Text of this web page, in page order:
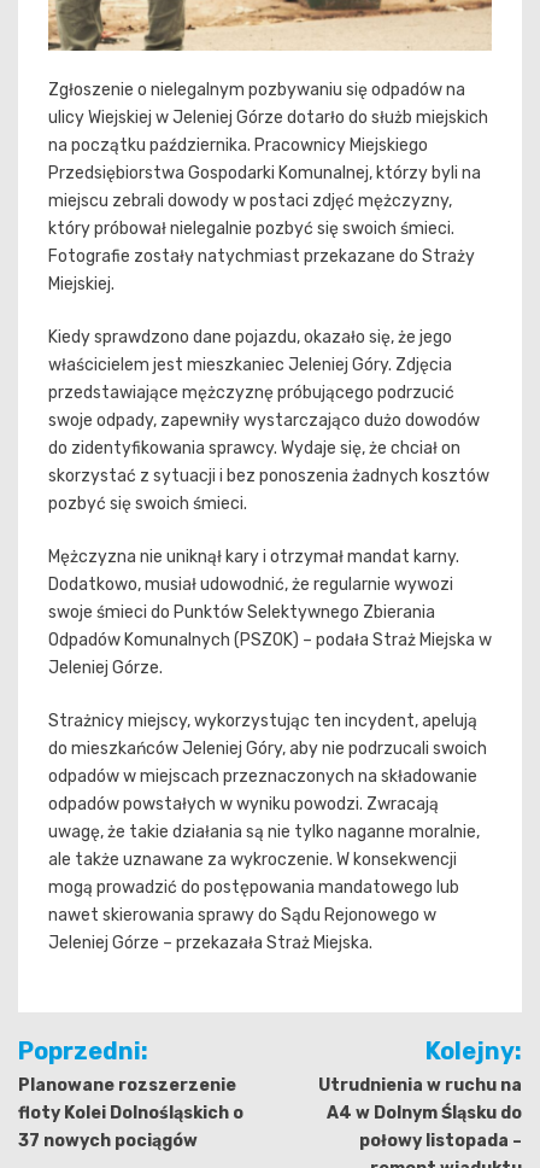
Zgłoszenie o nielegalnym pozbywaniu się odpadów na
ulicy Wiejskiej w Jeleniej Górze dotarło do służb miejskich
na początku października. Pracownicy Miejskiego
Przedsiębiorstwa Gospodarki Komunalnej, którzy byli na
miejscu zebrali dowody w postaci zdjęć mężczyzny,
który próbował nielegalnie pozbyć się swoich śmieci.
Fotografie zostały natychmiast przekazane do Straży
Miejskiej.
Kiedy sprawdzono dane pojazdu, okazało się, że jego
właścicielem jest mieszkaniec Jeleniej Góry. Zdjęcia
przedstawiające mężczyznę próbującego podrzucić
swoje odpady, zapewniły wystarczająco dużo dowodów
do zidentyfikowania sprawcy. Wydaje się, że chciał on
skorzystać z sytuacji i bez ponoszenia żadnych kosztów
pozbyć się swoich śmieci.
Mężczyzna nie uniknął kary i otrzymał mandat karny.
Dodatkowo, musiał udowodnić, że regularnie wywozi
swoje śmieci do Punktów Selektywnego Zbierania
Odpadów Komunalnych (PSZOK) – podała Straż Miejska w
Jeleniej Górze.
Strażnicy miejscy, wykorzystując ten incydent, apelują
do mieszkańców Jeleniej Góry, aby nie podrzucali swoich
odpadów w miejscach przeznaczonych na składowanie
odpadów powstałych w wyniku powodzi. Zwracają
uwagę, że takie działania są nie tylko naganne moralnie,
ale także uznawane za wykroczenie. W konsekwencji
mogą prowadzić do postępowania mandatowego lub
nawet skierowania sprawy do Sądu Rejonowego w
Jeleniej Górze – przekazała Straż Miejska.
Nawigacja
wpisu
Poprzedni:
Planowane rozszerzenie
floty Kolei Dolnośląskich o
37 nowych pociągów
Kolejny:
Utrudnienia w ruchu na
A4 w Dolnym Śląsku do
połowy listopada –